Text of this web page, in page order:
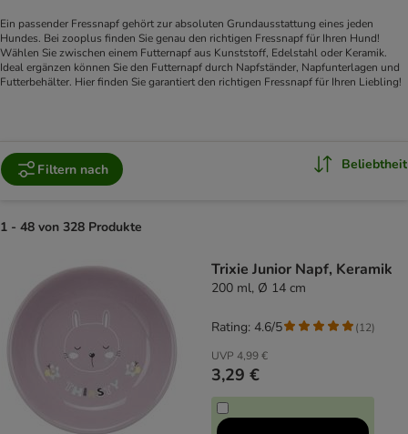
Ein passender Fressnapf gehört zur absoluten Grundausstattung eines jeden
Hundes. Bei zooplus finden Sie genau den richtigen Fressnapf für Ihren Hund!
Wählen Sie zwischen einem Futternapf aus Kunststoff, Edelstahl oder Keramik.
Ideal ergänzen können Sie den Futternapf durch Napfständer, Napfunterlagen und
Futterbehälter. Hier finden Sie garantiert den richtigen Fressnapf für Ihren Liebling!
Filtern nach Beliebtheit
1 - 48 von 328 Produkte
Trixie Junior Napf, Keramik
200 ml, Ø 14 cm
UVP 4,99 €
3,29 €
Rating: 4.6/5 (12)